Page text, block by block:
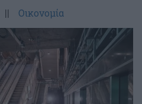
|| Οικονομία